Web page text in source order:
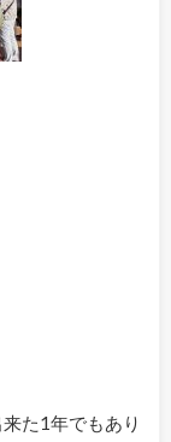
た1年でもあり